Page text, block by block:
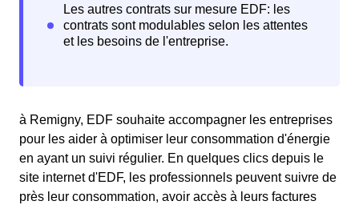
à Remigny, EDF souhaite accompagner les entreprises
pour les aider à optimiser leur consommation d'énergie
en ayant un suivi régulier. En quelques clics depuis le
site internet d'EDF, les professionnels peuvent suivre de
près leur consommation, avoir accès à leurs factures